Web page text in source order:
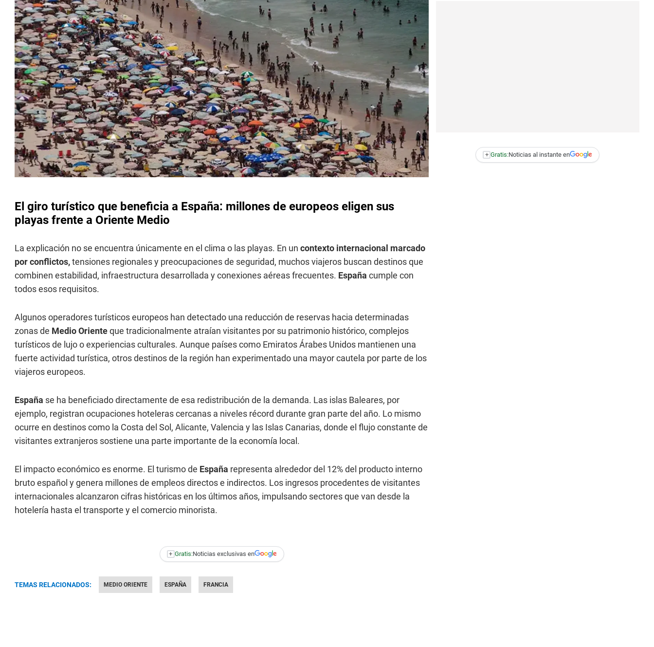
El giro turístico que beneficia a España: millones de europeos eligen sus
playas frente a Oriente Medio
La explicación no se encuentra únicamente en el clima o las playas. En un contexto internacional marcado
por conflictos,tensiones regionales y preocupaciones de seguridad, muchos viajeros buscan destinos que
combinen estabilidad, infraestructura desarrollada y conexiones aéreas frecuentes. España cumple con
todos esos requisitos.
Algunos operadores turísticos europeos han detectado una reducción de reservas hacia determinadas
zonas de Medio Orienteque tradicionalmente atraían visitantes por su patrimonio histórico, complejos
turísticos de lujo o experiencias culturales. Aunque países como Emiratos Árabes Unidos mantienen una
fuerte actividad turística, otros destinos de la región han experimentado una mayor cautela por parte de los
viajeros europeos.
España se ha beneficiado directamente de esa redistribución de la demanda. Las islas Baleares, por
ejemplo, registran ocupaciones hoteleras cercanas a niveles récord durante gran parte del año. Lo mismo
ocurre en destinos como la Costa del Sol, Alicante, Valencia y las Islas Canarias, donde el flujo constante de
visitantes extranjeros sostiene una parte importante de la economía local.
El impacto económico es enorme. El turismo de España representa alrededor del 12% del producto interno
bruto español y genera millones de empleos directos e indirectos. Los ingresos procedentes de visitantes
internacionales alcanzaron cifras históricas en los últimos años, impulsando sectores que van desde la
hotelería hasta el transporte y el comercio minorista.
+ Gratis:Noticias exclusivas en
TEMAS RELACIONADOS: MEDIO ORIENTE ESPAÑA FRANCIA
+ Gratis:Noticias al instante en